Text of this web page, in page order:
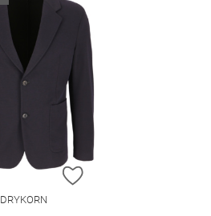
ZUR WUNSCHLISTE
DRYKORN